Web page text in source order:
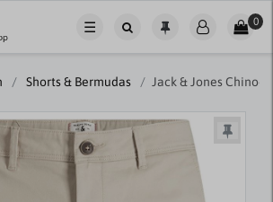
☰ 0
Shorts & Bermudas Jack & Jones Chino-